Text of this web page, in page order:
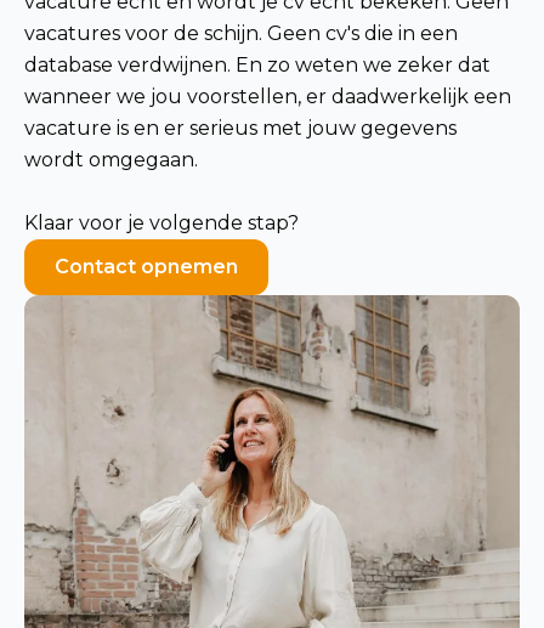
vacatures voor de schijn. Geen cv's die in een
database verdwijnen. En zo weten we zeker dat
wanneer we jou voorstellen, er daadwerkelijk een
vacature is en er serieus met jouw gegevens
wordt omgegaan.
Klaar voor je volgende stap?
Contact opnemen